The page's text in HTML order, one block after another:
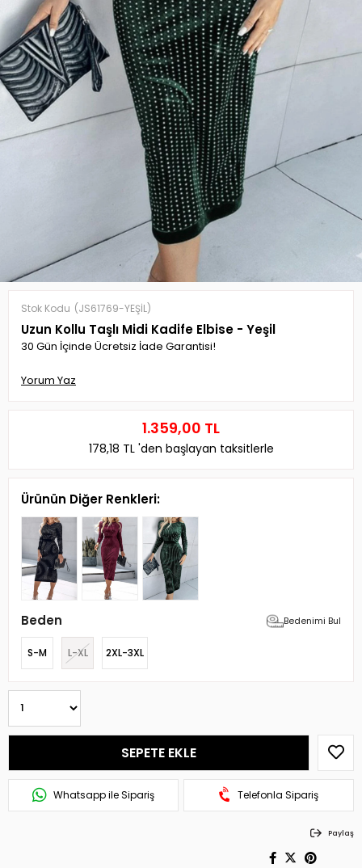
Stok Kodu (JS61769-YEŞİL)
Uzun Kollu Taşlı Midi Kadife Elbise - Yeşil
30 Gün İçinde Ücretsiz İade Garantisi!
Yorum Yaz
1.359,00 TL
178,18 TL 'den başlayan taksitlerle
Ürünün Diğer Renkleri:
Beden Bedenimi Bul
S-M L-XL 2XL-3XL
Whatsapp ile Sipariş Telefonla Sipariş
Paylaş